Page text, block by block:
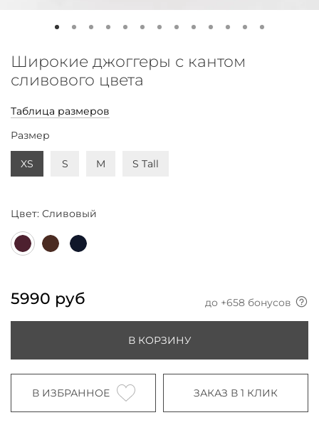
Широкие джоггеры с кантом
сливового цвета
Таблица размеров
Размер
XS S M S Tall
Цвет: Сливовый
5990 руб до +658 бонусов
В КОРЗИНУ
В ИЗБРАННОЕ ЗАКАЗ В 1 КЛИК